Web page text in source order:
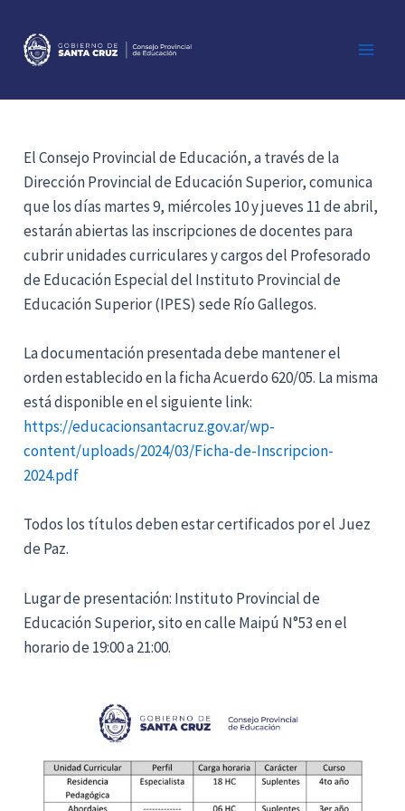
contenido
El Consejo Provincial de Educación, a través de la
Dirección Provincial de Educación Superior, comunica
que los días martes 9, miércoles 10 y jueves 11 de abril,
estarán abiertas las inscripciones de docentes para
cubrir unidades curriculares y cargos del Profesorado
de Educación Especial del Instituto Provincial de
Educación Superior (IPES) sede Río Gallegos.
La documentación presentada debe mantener el
orden establecido en la ficha Acuerdo 620/05. La misma
está disponible en el siguiente link:
https://educacionsantacruz.gov.ar/wp-
content/uploads/2024/03/Ficha-de-Inscripcion-
2024.pdf
Todos los títulos deben estar certificados por el Juez
de Paz.
Lugar de presentación: Instituto Provincial de
Educación Superior, sito en calle Maipú N°53 en el
horario de 19:00 a 21:00.